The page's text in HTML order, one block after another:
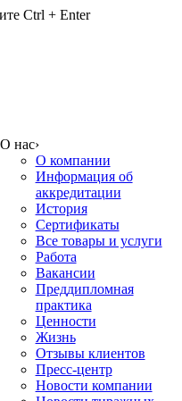
Ctrl + Enter
О нас›
О компании
Информация об
аккредитации
История
Сертификаты
Все товары и услуги
Работа
Вакансии
Преддипломная
практика
Ценности
Жизнь
Отзывы клиентов
Пресс-центр
Новости компании